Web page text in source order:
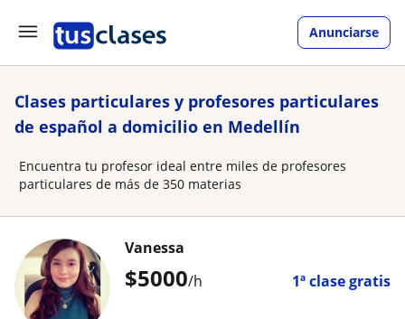
Anunciarse
Clases particulares y profesores particulares
de español a domicilio en Medellín
Encuentra tu profesor ideal entre miles de profesores
particulares de más de 350 materias
$5000/h 1ª clase gratis
Vanessa